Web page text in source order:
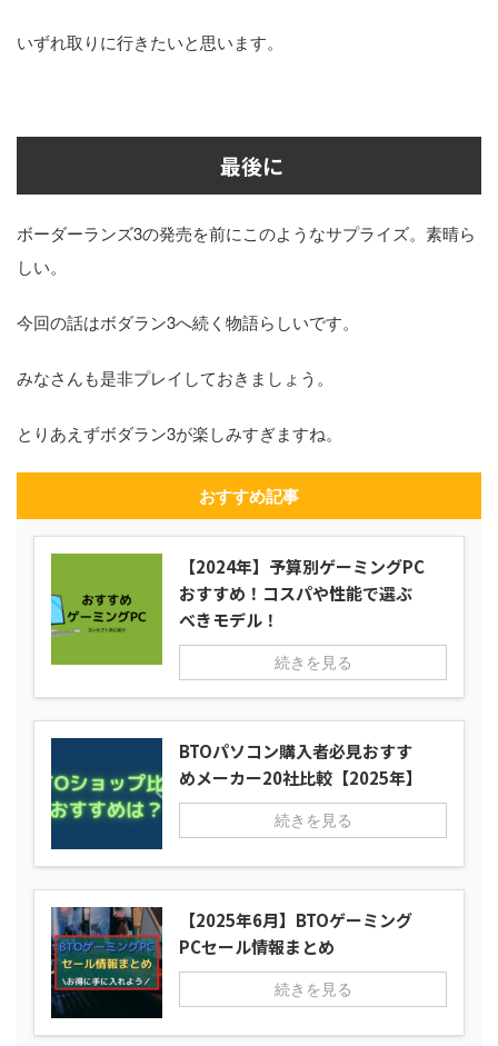
いずれ取りに行きたいと思います。
最後に
ボーダーランズ3の発売を前にこのようなサプライズ。素晴ら
しい。
今回の話はボダラン3へ続く物語らしいです。
みなさんも是非プレイしておきましょう。
とりあえずボダラン3が楽しみすぎますね。
おすすめ記事
【2024年】予算別ゲーミングPC
おすすめ！コスパや性能で選ぶ
べきモデル！
続きを見る
BTOパソコン購入者必見おすす
めメーカー20社比較【2025年】
続きを見る
【2025年6月】BTOゲーミング
PCセール情報まとめ
続きを見る